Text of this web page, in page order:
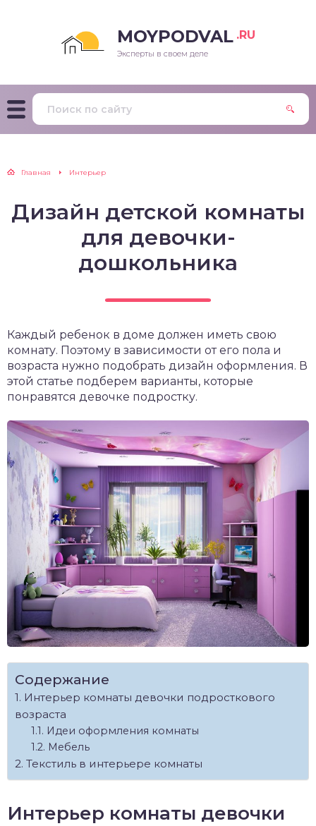
MOYPODVAL .RU
Эксперты в своем деле
Главная Интерьер
Дизайн детской комнаты
для девочки-
дошкольника
Каждый ребенок в доме должен иметь свою
комнату. Поэтому в зависимости от его пола и
возраста нужно подобрать дизайн оформления. В
этой статье подберем варианты, которые
понравятся девочке подростку.
Содержание
Интерьер комнаты девочки подросткового
возраста
Идеи оформления комнаты
Мебель
Текстиль в интерьере комнаты
Интерьер комнаты девочки